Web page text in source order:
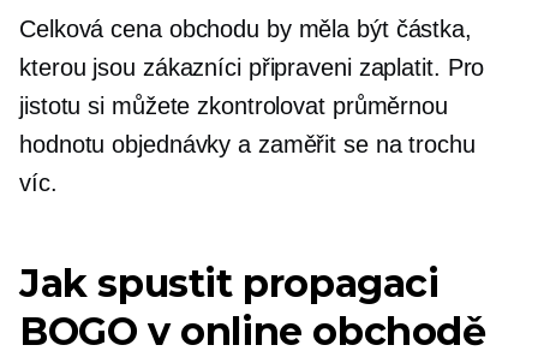
Celková cena obchodu by měla být částka,
kterou jsou zákazníci připraveni zaplatit. Pro
jistotu si můžete zkontrolovat průměrnou
hodnotu objednávky a zaměřit se na trochu
víc.
Jak spustit propagaci
BOGO v online obchodě